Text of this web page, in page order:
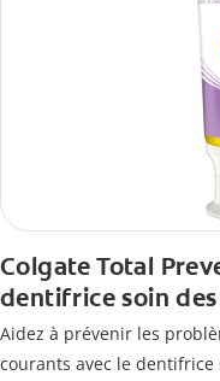
Colgate Total
dentifrice soin
Aidez à prévenir les
courants avec le dentifrice